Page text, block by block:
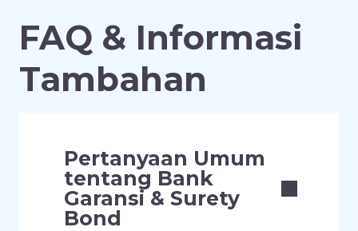
FAQ & Informasi
Tambahan
Pertanyaan Umum
tentang Bank
Garansi & Surety
Bond